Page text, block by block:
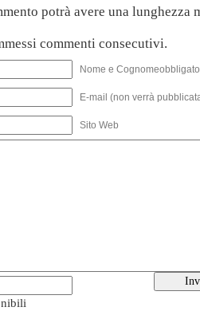
potrà avere una lunghezza
commenti consecutivi.
Nome e
E-mail (non verrà
Sito Web